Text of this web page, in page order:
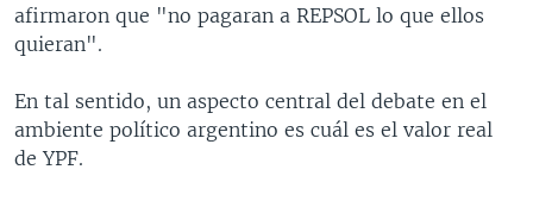
afirmaron que "no pagaran a REPSOL lo que ellos
quieran".
En tal sentido, un aspecto central del debate en el
ambiente político argentino es cuál es el valor real
de YPF.